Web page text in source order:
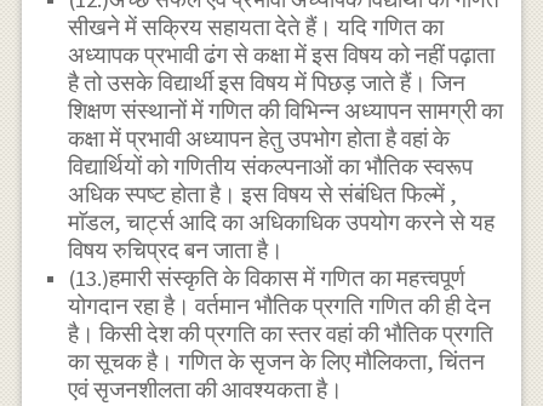
सीखने में सक्रिय सहायता देते हैं। यदि गणित का
अध्यापक प्रभावी ढंग से कक्षा में इस विषय को नहीं पढ़ाता
है तो उसके विद्यार्थी इस विषय में पिछड़ जाते हैं। जिन
शिक्षण संस्थानों में गणित की विभिन्न अध्यापन सामग्री का
कक्षा में प्रभावी अध्यापन हेतु उपभोग होता है वहां के
विद्यार्थियों को गणितीय संकल्पनाओं का भौतिक स्वरूप
अधिक स्पष्ट होता है। इस विषय से संबंधित फिल्में ,
माॅडल, चार्ट्स आदि का अधिकाधिक उपयोग करने से यह
विषय रुचिप्रद बन जाता है।
(13.)हमारी संस्कृति के विकास में गणित का महत्त्वपूर्ण
योगदान रहा है। वर्तमान भौतिक प्रगति गणित की ही देन
है। किसी देश की प्रगति का स्तर वहां की भौतिक प्रगति
का सूचक है। गणित के सृजन के लिए मौलिकता, चिंतन
एवं सृजनशीलता की आवश्यकता है।